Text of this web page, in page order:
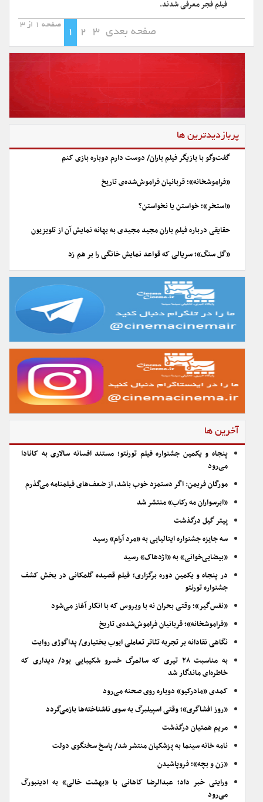
فیلم فجر معرفی شدند.
صفحه 1 از 3
1 2 3 صفحه بعدی
پربازدیدترین ها
گفت‌وگو با بازیگر فیلم باران/ دوست دارم دوباره بازی کنم
«فراموشخانه»؛ قربانیان فراموش‌شده‌ی تاریخ
«استخر»؛ خواستن یا نخواستن؟
حقایقی درباره فیلم باران مجید مجیدی به بهانه نمایش آن از تلویزیون
«گل سنگ»؛ سریالی که قواعد نمایش خانگی را بر هم زد
آخرین ها
پنجاه و یکمین جشنواره فیلم تورنتو؛ مستند افسانه سالاری به کانادا
می‌رود
مورگان فریمن: اگر دستمزد خوب باشد، از ضعف‌های فیلمنامه می‌گذرم
«ابرسواران مه رکاب» منتشر شد
پیتر گیل درگذشت
سه جایزه جشنواره ایتالیایی به «مرد آرام» رسید
«بیضایی‌خوانی» به «اژدهاک» رسید
در پنجاه و یکمین دوره برگزاری؛ فیلم قصیده گلمکانی در بخش کشف
جشنواره تورنتو
«نفس‌گیر»؛ وقتی بحران نه با ویروس که با انکار آغاز می‌شود
«فراموشخانه»؛ قربانیان فراموش‌شده‌ی تاریخ
نگاهی نقادانه بر تجربه تئاتر تعاملی ایوب بختیاری/ پداگوژی روایت
به مناسبت ۲۸ تیری که سالمرگ خسرو شکیبایی بود/ دیداری که
خاطره‌ای ماندگار شد
کمدی «مادرکیو» دوباره روی صحنه می‌رود
«روز افشاگری»؛ وقتی اسپیلبرگ به سوی ناشناخته‌ها بازمی‌گردد
مریم همتیان درگذشت
نامه خانه سینما به پزشکیان منتشر شد/ پاسخ سخنگوی دولت
«زن و بچه»؛ فروپاشیدن
ورایتی خبر داد؛ عبدالرضا کاهانی با «بهشت خالی» به ادینبورگ
می‌رود